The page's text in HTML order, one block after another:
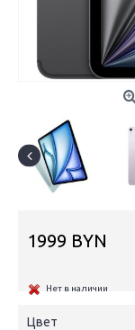
1999 BYN
Нет в наличии
Цвет